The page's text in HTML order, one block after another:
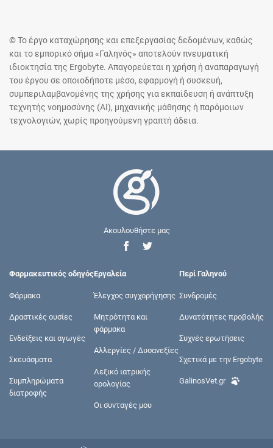
© Το έργο καταχώρησης και επεξεργασίας δεδομένων, καθώς
και το εμπορικό σήμα «Γαληνός» αποτελούν πνευματική
ιδιοκτησία της Ergobyte. Απαγορεύεται η χρήση ή αναπαραγωγή
του έργου σε οποιοδήποτε μέσο, εφαρμογή ή συσκευή,
συμπεριλαμβανομένης της χρήσης για εκπαίδευση ή ανάπτυξη
τεχνητής νοημοσύνης (AI), μηχανικής μάθησης ή παρόμοιων
τεχνολογιών, χωρίς προηγούμενη γραπτή άδεια.
Ακουλουθήστε μας
Φαρμακευτικός οδηγός
Φάρμακα
Δραστικές ουσίες
Ενδείξεις και αγωγές
Σκευάσματα
Συμπληρώματα
διατροφής
Εργαλεία
Έλεγχος συγχορήγησης
Μητρότητα και
φάρμακα
Αλλεργίες / Δυσανεξίες
Λεξικό ιατρικής
ορολογίας
Οι συνταγές μου
Περί Γαληνού
Συνδρομές
Δυνατότητες προβολής
Συχνές ερωτήσεις
Σχετικά με την Ergobyte
GalinosVet.gr